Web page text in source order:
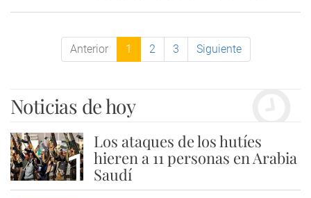
Anterior 1 2 3 Siguiente
Noticias de hoy
1
Los ataques de los hutíes
hieren a 11 personas en Arabia
Saudí